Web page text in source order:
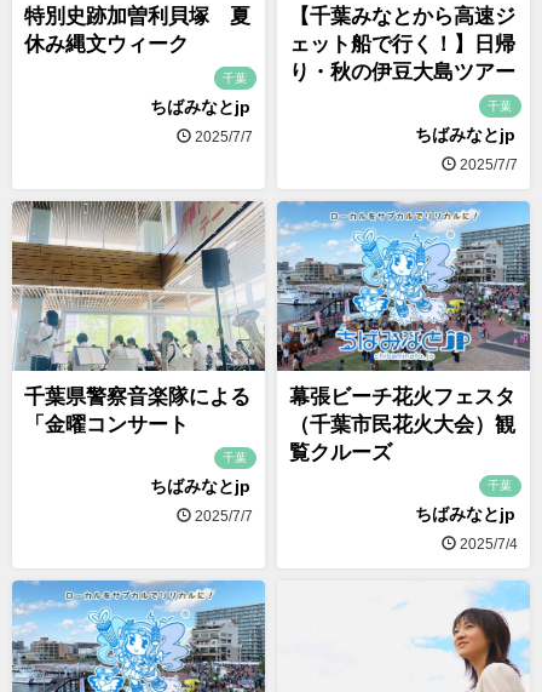
特別史跡加曽利貝塚 夏
休み縄文ウィーク
千葉
ちばみなとjp
2025/7/7
【千葉みなとから高速ジ
ェット船で行く！】日帰
り・秋の伊豆大島ツアー
千葉
ちばみなとjp
2025/7/7
千葉県警察音楽隊による
「金曜コンサート
千葉
ちばみなとjp
2025/7/7
幕張ビーチ花火フェスタ
（千葉市民花火大会）観
覧クルーズ
千葉
ちばみなとjp
2025/7/4